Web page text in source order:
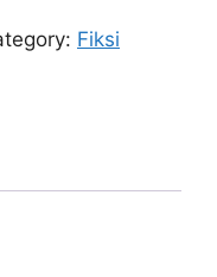
Fiksi